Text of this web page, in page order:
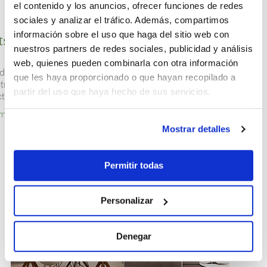
el contenido y los anuncios, ofrecer funciones de redes
sociales y analizar el tráfico. Además, compartimos
información sobre el uso que haga del sitio web con
nuestros partners de redes sociales, publicidad y análisis
web, quienes pueden combinarla con otra información
que les haya proporcionado o que hayan recopilado a
partir del uso que haya hecho de sus servicios.
Mostrar detalles
Permitir todas
Personalizar
Denegar
una estancia
con la más alta tecnología para ofrecerte hasta un 50% de ahorro
sin que el confort se vea perjudicado. Amplia gama de
para cada tipo de necesidad y un diseño moderno y atractivo.